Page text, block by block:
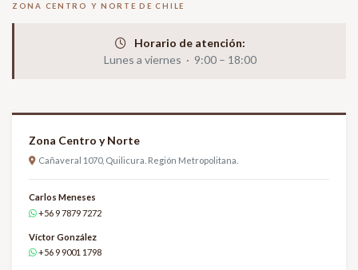
ZONA CENTRO Y NORTE DE CHILE
Horario de atención:
Lunes a viernes · 9:00 – 18:00
Zona Centro y Norte
Cañaveral 1070, Quilicura. Región Metropolitana.
Carlos Meneses
+56 9 7879 7272
Víctor González
+56 9 9001 1798